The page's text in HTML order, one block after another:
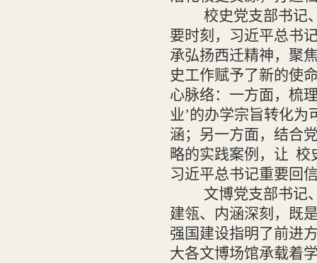
校史党支部书记
要时刻，习近平总书
承弘扬西迁精神，聚
史工作赋予了新的使
心脉络：一方面，梳
业’的办学宗旨转化为
涵；另一方面，结合
略的实践案例，让 校
习近平总书记重要回
文博党支部书记
建瓴、内涵深刻，既
强国建设指明了前进
大各文博场馆承载着